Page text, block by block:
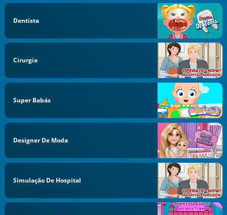
Dentista
Cirurgia
Super Babás
Designer De Moda
Simulação De Hospital